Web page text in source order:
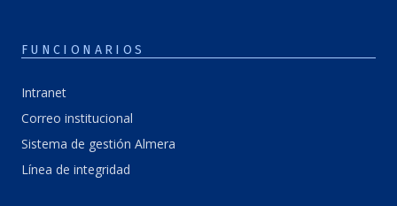
FUNCIONARIOS
Intranet
Correo institucional
Sistema de gestión Almera
Línea de integridad